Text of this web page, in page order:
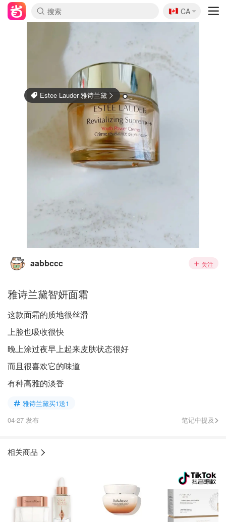
🇨🇦
CA
Estee Lauder 雅诗兰黛
aabbccc 关注
雅诗兰黛智妍面霜
这款面霜的质地很丝滑
上脸也吸收很快
晚上涂过夜早上起来皮肤状态很好
而且很喜欢它的味道
有种高雅的淡香
雅诗兰黛买1送1
04-27 发布
笔记中提及
相关商品